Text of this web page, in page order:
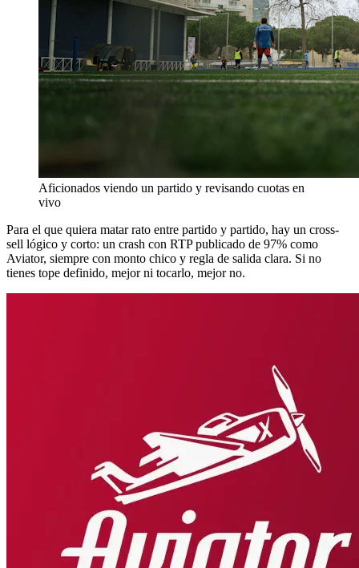
Aficionados viendo un partido y revisando cuotas en
vivo
Para el que quiera matar rato entre partido y partido, hay un cross-
sell lógico y corto: un crash con RTP publicado de 97% como
Aviator, siempre con monto chico y regla de salida clara. Si no
tienes tope definido, mejor ni tocarlo, mejor no.